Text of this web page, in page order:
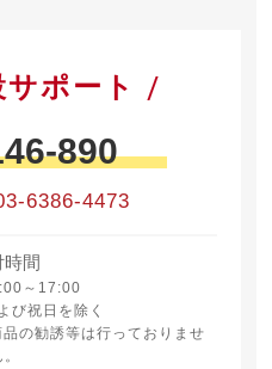
サポート
890
6386-4473
時間
～17:00
8時から17時
び祝日を除く
の勧誘等は行っておりませ